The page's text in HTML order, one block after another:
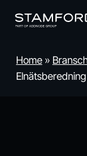
content
Home»